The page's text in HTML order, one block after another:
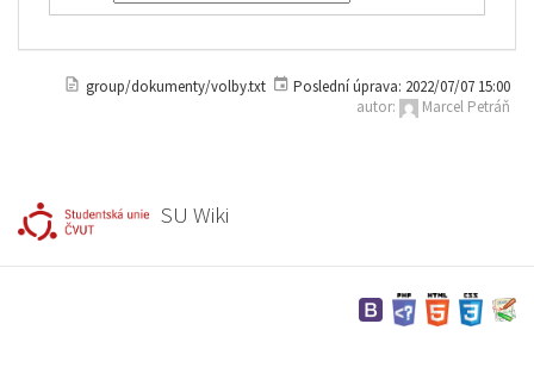
group/dokumenty/volby.txt Poslední úprava: 2022/07/07 15:00
autor:
Marcel Petráň
SU Wiki